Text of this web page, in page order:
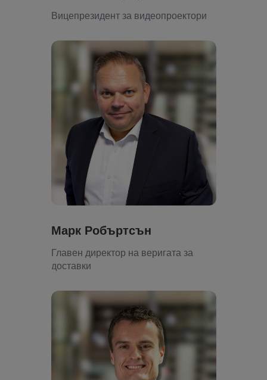
Вицепрезидент за видеопроектори
Марк Робъртсън
Главен директор на веригата за
доставки